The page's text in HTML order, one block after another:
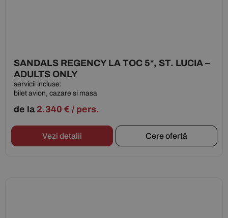
SANDALS REGENCY LA TOC 5*, ST. LUCIA –
ADULTS ONLY
servicii incluse:
bilet avion, cazare si masa
de la 2.340 € / pers.
Vezi detalii Cere ofertă